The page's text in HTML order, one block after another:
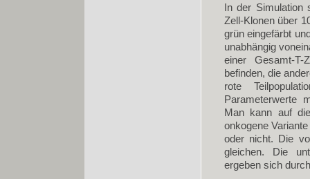
In der Simulation
Zell-Klonen über
grün eingefärbt
unabhängig
einer Gesamt-T-
befinden, die
rote
Parameterwerte
Man kann auf
onkogene
oder nicht. Die
gleichen. Die
ergeben sich